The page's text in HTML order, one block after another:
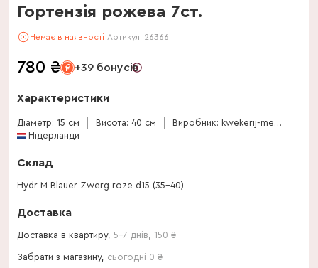
Гортензія рожева 7ст.
Немає в наявності Артикул: 26366
780 ₴ +39 бонусів
Характеристики
Діаметр: 15 см Висота: 40 см
Виробник: kwekerij-meeslouwer
Нідерланди
Склад
Hydr M Blauer Zwerg roze d15 (35-40)
Доставка
Доставка в квартиру, 5-7 днів 150 ₴
Забрати з магазину, сьогодні 0 ₴